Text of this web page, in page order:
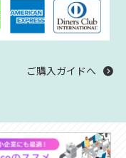
ご購入ガイドへ